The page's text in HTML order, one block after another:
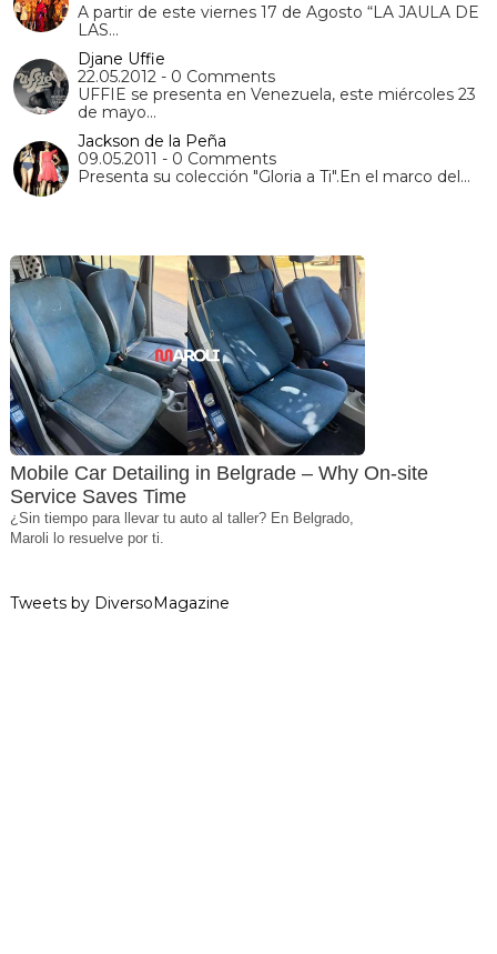
A partir de este viernes 17 de Agosto “LA JAULA DE
LAS…
Djane Uffie
22.05.2012 - 0 Comments
UFFIE se presenta en Venezuela, este miércoles 23
de mayo…
Jackson de la Peña
09.05.2011 - 0 Comments
Presenta su colección "Gloria a Ti".En el marco del…
Mobile Car Detailing in Belgrade – Why On-site
Service Saves Time
¿Sin tiempo para llevar tu auto al taller? En Belgrado,
Maroli lo resuelve por ti.
Tweets by DiversoMagazine